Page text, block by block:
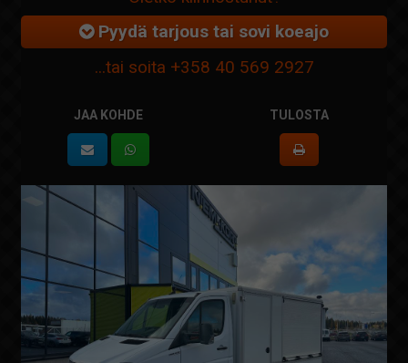
Pyydä tarjous tai sovi koeajo
...tai soita +358 40 569 2927
JAA KOHDE TULOSTA